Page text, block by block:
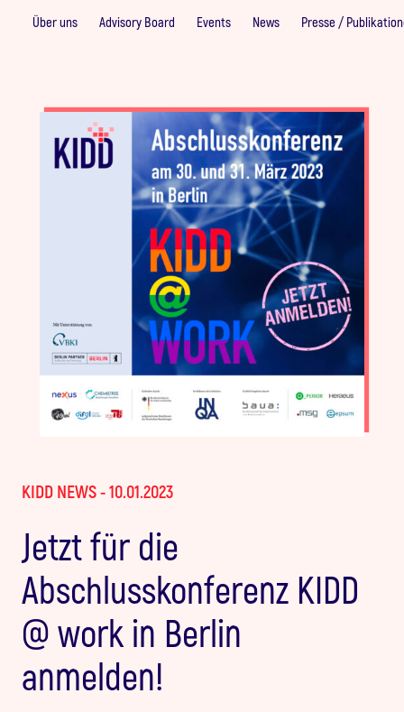
Über uns Advisory Board Events News Presse /
KIDD NEWS - 10.01.2023
Jetzt für die
Abschlusskonferenz KIDD
@ work in Berlin
anmelden!